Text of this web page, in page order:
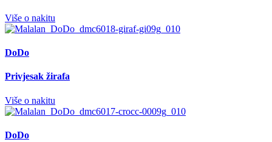
Više o nakitu
DoDo
Privjesak žirafa
Više o nakitu
DoDo